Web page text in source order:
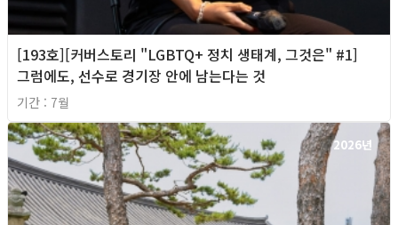
[193호][커버스토리 "LGBTQ+ 정치 생태계, 그것은" #1]
그럼에도, 선수로 경기장 안에 남는다는 것
기간 : 7월
2026년